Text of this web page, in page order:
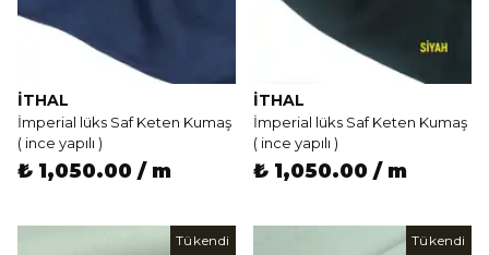
İTHAL
İmperial lüks Saf Keten Kumaş
( ince yapılı )
₺ 1,050.00 / m
İTHAL
İmperial lüks Saf Keten Kumaş
( ince yapılı )
₺ 1,050.00 / m
Tükendi Tükendi